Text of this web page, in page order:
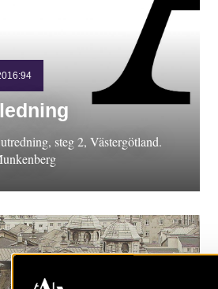
steg 2, Västergötland.